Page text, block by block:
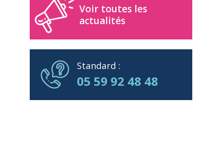
Voir toutes les
actualités
Standard :
05 59 92 48 48